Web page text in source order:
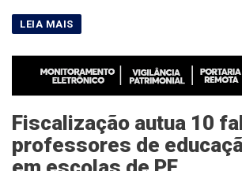
Fiscalização autua 10
professores de